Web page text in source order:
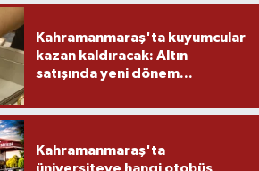
Kahramanmaraş'ta kuyumcular
kazan kaldıracak: Altın
satışında yeni dönem...
Kahramanmaraş'ta